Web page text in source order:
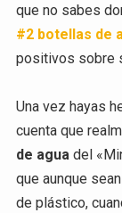
que no sabes
#2 botellas de
positivos sobre
Una vez hayas
cuenta que
de aguadel
que aunque
de plástico,